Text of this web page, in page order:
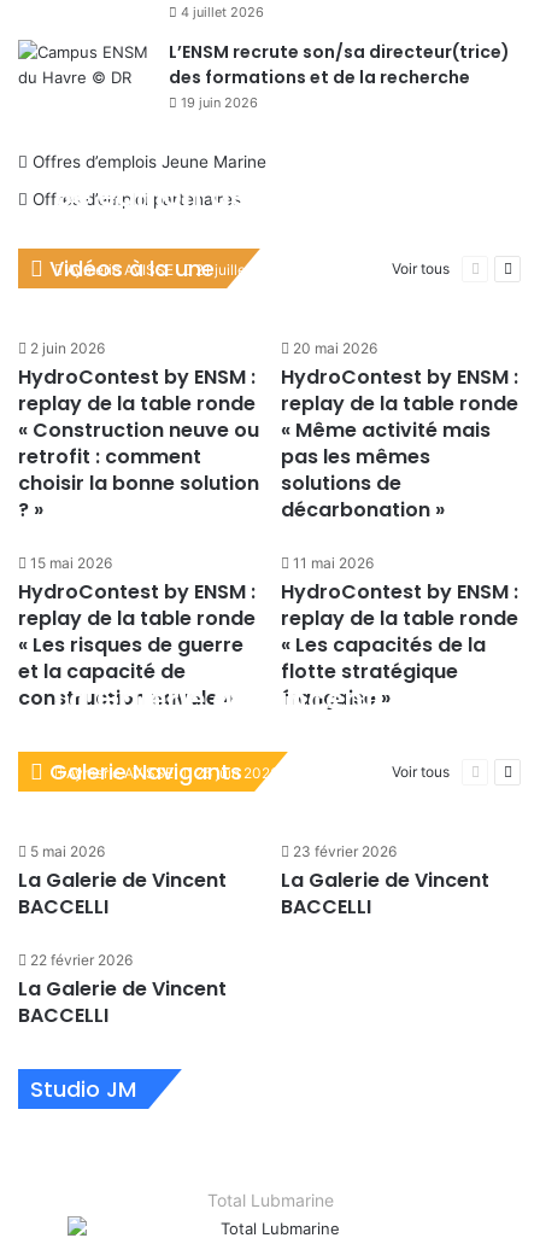
4 juillet 2026
L’ENSM recrute son/sa directeur(trice)
des formations et de la recherche
19 juin 2026
Offres d’emplois Jeune Marine
Offres d’emploi partenaires
Vidéos à la une Voir tous
Page
8e édition de la fête de la
de la conférence sur
côtiers
Aymeric AVISSE 21 juillet 2026
2 juin 2026
HydroContest by ENSM :
replay de la table ronde
« Construction neuve ou
retrofit : comment
choisir la bonne solution
? »
20 mai 2026
HydroContest by ENSM :
replay de la table ronde
« Même activité mais
pas les mêmes
solutions de
décarbonation »
15 mai 2026
HydroContest by ENSM :
replay de la table ronde
« Les risques de guerre
et la capacité de
construction navale »
11 mai 2026
HydroContest by ENSM :
replay de la table ronde
« Les capacités de la
flotte stratégique
française »
Galerie Navigants Voir tous
Page
La Galerie de Vincent
Aymeric AVISSE 25 juin 2026
5 mai 2026
La Galerie de Vincent
BACCELLI
23 février 2026
La Galerie de Vincent
BACCELLI
22 février 2026
La Galerie de Vincent
BACCELLI
Studio JM
10 juin 2026
4 juin 2026
4 juin 2026
21 mai 2026
Total Lubmarine